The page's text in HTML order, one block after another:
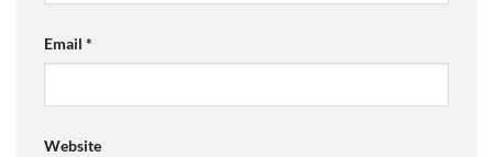
Email *
Website